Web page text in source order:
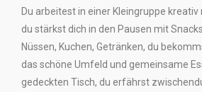
Du arbeitest in einer Kleingruppe
du stärkst dich in den Pausen mit
Nüssen, Kuchen, Getränken, du
das schöne Umfeld und gemeinsame
gedeckten Tisch, du erfährst